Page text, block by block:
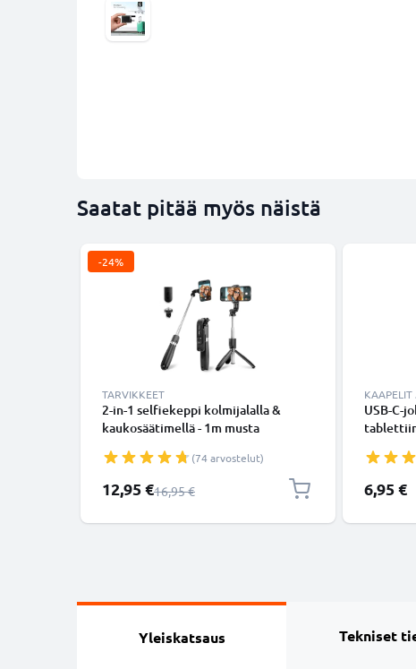
Saatat pitää myös näistä
-24%
TARVIKKEET
2-in-1 selfiekeppi kolmijalalla &
kaukosäätimellä - 1m musta
kokoontaitettava kolmijalka
bluetooth-kaukosäätimellä
puhelimelle ja kameralle - iPhonelle,
(74 arvostelut)
Erikoishinta
12,95 €Normaali hinta
16,95 €
USB-C-
6,95 €
Yleiskatsaus Tekniset